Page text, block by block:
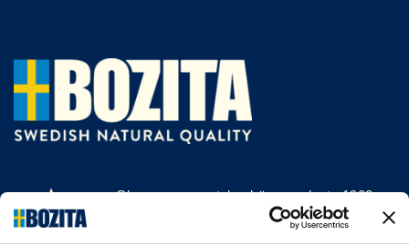
Olemme menestyksekäs, vuodesta 1903
saakka kissan- ja koiranruokaa valmistava
yritys Vårgårdasta, Ruotsista. Pidämme